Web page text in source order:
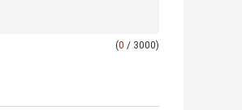
(0 / 3000)